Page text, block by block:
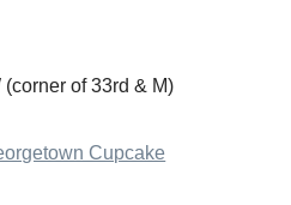
of 33rd & M)
Cupcake